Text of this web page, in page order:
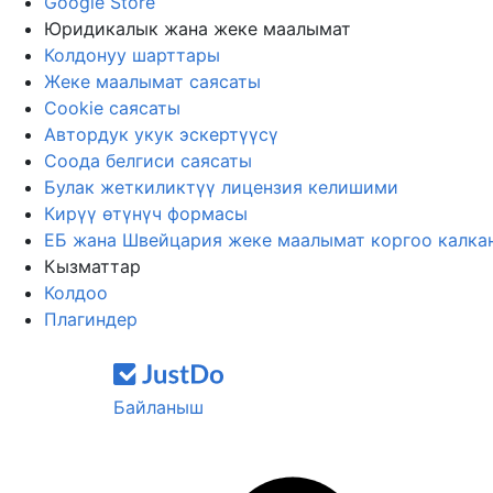
Юридикалык жана жеке маалымат
Колдонуу шарттары
Жеке маалымат саясаты
Cookie саясаты
Автордук укук эскертүүсү
Соода белгиси саясаты
Булак жеткиликтүү лицензия келишими
Кирүү өтүнүч формасы
ЕБ жана Швейцария жеке маалымат коргоо
Кызматтар
Колдоо
Плагиндер
Байланыш